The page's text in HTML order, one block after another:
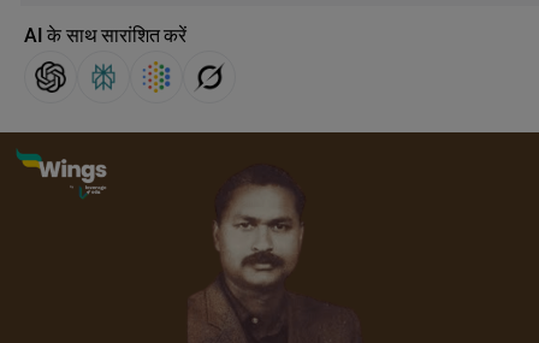
AI के साथ सारांशित करें